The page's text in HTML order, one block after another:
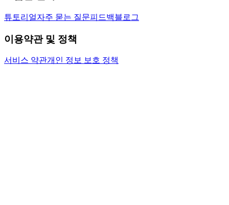
튜토리얼자주 묻는 질문피드백블로그
이용약관 및 정책
서비스 약관개인 정보 보호 정책